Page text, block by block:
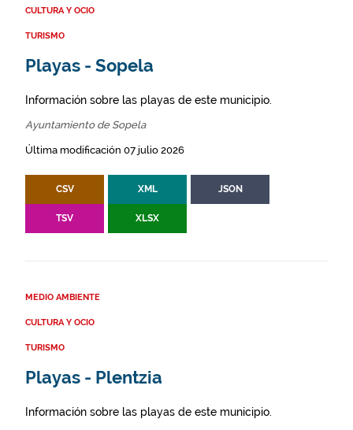
CULTURA Y OCIO
TURISMO
Playas - Sopela
Información sobre las playas de este municipio.
Ayuntamiento de Sopela
Última modificación 07 julio 2026
CSV XML JSON
TSV XLSX
MEDIO AMBIENTE
CULTURA Y OCIO
TURISMO
Playas - Plentzia
Información sobre las playas de este municipio.